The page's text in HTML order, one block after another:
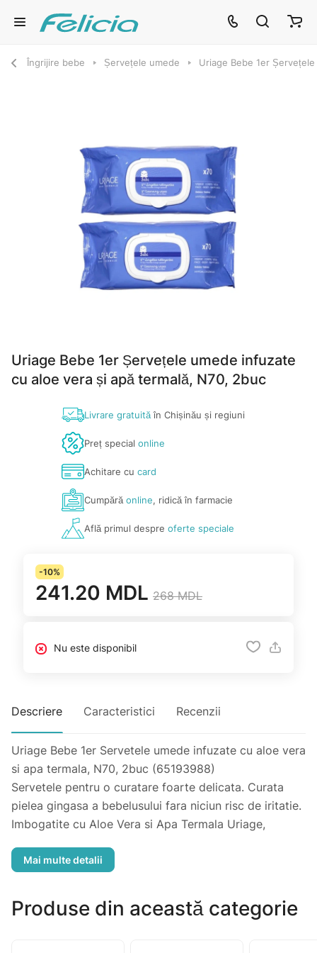
Îngrijire bebe Șervețele umede Uriage Bebe 1er
Uriage Bebe 1er Șervețele umede infuzate
cu aloe vera și apă termală, N70, 2buc
Livrare gratuităîn Chișinău și regiuni
Preț special online
Achitare cu card
Cumpărăonline, ridică în farmacie
Află primul despre oferte speciale
-10%
241.20 MDL 268 MDL
Nu este disponibil
Descriere Caracteristici Recenzii
Uriage Bebe 1er Servetele umede infuzate cu aloe vera
si apa termala, N70, 2buc (65193988)
Servetele pentru o curatare foarte delicata. Curata
pielea gingasa a bebelusului fara niciun risc de iritatie.
Imbogatite cu Aloe Vera si Apa Termala Uriage,
de curatare este ultra-delicata și elimina cu blandete
necesita clatire.
Ingrediente active: Apa Termala Uriage, Aloe Vera.
Produse din această categorie